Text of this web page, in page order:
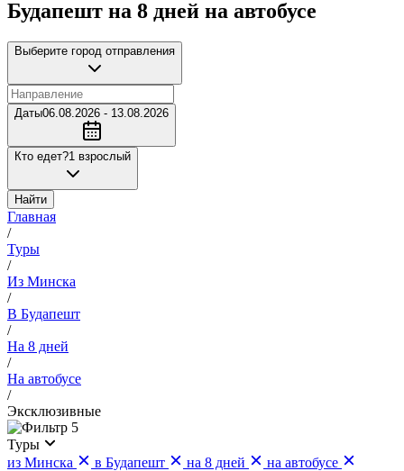
Будапешт на 8 дней на автобусе
Выберите город отправления
Даты06.08.2026 - 13.08.2026
Кто едет?1 взрослый
Найти
Главная
/
Туры
/
Из Минска
/
В Будапешт
/
На 8 дней
/
На автобусе
/
Эксклюзивные
5
Туры
из Минска
в Будапешт на 8 дней
на автобусе